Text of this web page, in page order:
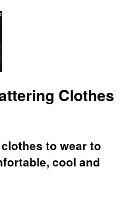
Clothes
to wear to
cool and